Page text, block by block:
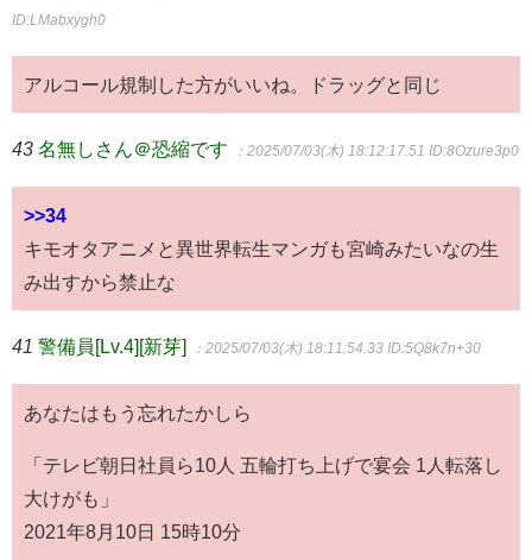
ID:LMabxygh0
アルコール規制した方がいいね。ドラッグと同じ
43 名無しさん＠恐縮です ：2025/07/03(木) 18:12:17.51 ID:8Ozure3p0
>>34
キモオタアニメと異世界転生マンガも宮崎みたいなの生
み出すから禁止な
41 警備員[Lv.4][新芽] ：2025/07/03(木) 18:11:54.33 ID:5Q8k7n+30
あなたはもう忘れたかしら
「テレビ朝日社員ら10人 五輪打ち上げで宴会 1人転落し
大けがも」
2021年8月10日 15時10分